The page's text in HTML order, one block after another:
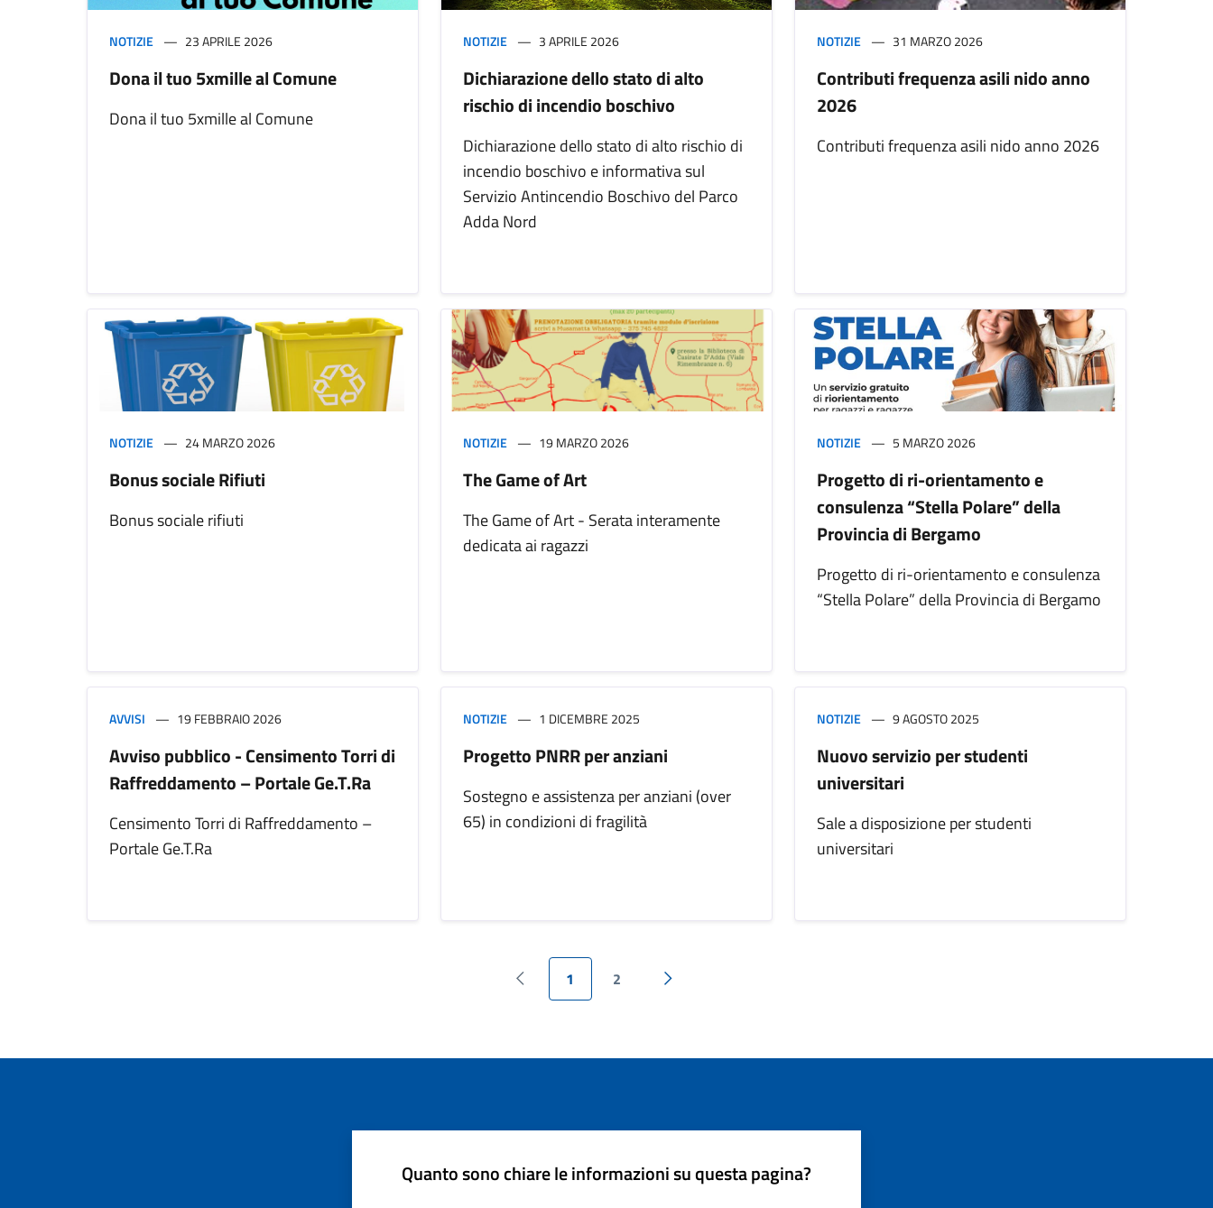
NOTIZIE 23 APRILE 2026
Dona il tuo 5xmille al Comune
Dona il tuo 5xmille al Comune
NOTIZIE 3 APRILE 2026
Dichiarazione dello stato di alto
rischio di incendio boschivo
Dichiarazione dello stato di alto rischio di
incendio boschivo e informativa sul
Servizio Antincendio Boschivo del Parco
Adda Nord
NOTIZIE 31 MARZO 2026
Contributi frequenza asili nido anno
2026
Contributi frequenza asili nido anno 2026
NOTIZIE 24 MARZO 2026
Bonus sociale Rifiuti
Bonus sociale rifiuti
NOTIZIE 19 MARZO 2026
The Game of Art
The Game of Art - Serata interamente
dedicata ai ragazzi
NOTIZIE 5 MARZO 2026
Progetto di ri-orientamento e
consulenza “Stella Polare” della
Provincia di Bergamo
Progetto di ri-orientamento e consulenza
“Stella Polare” della Provincia di Bergamo
AVVISI 19 FEBBRAIO 2026
Avviso pubblico - Censimento Torri di
Raffreddamento – Portale Ge.T.Ra
Censimento Torri di Raffreddamento –
Portale Ge.T.Ra
NOTIZIE 1 DICEMBRE 2025
Progetto PNRR per anziani
Sostegno e assistenza per anziani (over
65) in condizioni di fragilità
NOTIZIE 9 AGOSTO 2025
Nuovo servizio per studenti
universitari
Sale a disposizione per studenti
universitari
Pagina precedente
1 2
Pagina successiva
Quanto sono chiare le informazioni su questa pagina?